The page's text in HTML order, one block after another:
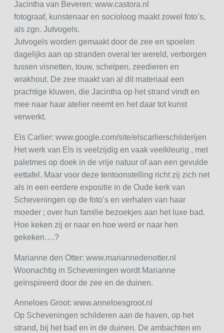
Jacintha van Beveren: www.castora.nl
fotograaf, kunstenaar en socioloog maakt zowel foto’s,
als zgn. Jutvogels.
Jutvogels worden gemaakt door de zee en spoelen
dagelijks aan op stranden overal ter wereld, verborgen
tussen visnetten, touw, schelpen, zeedieren en
wrakhout. De zee maakt van al dit materiaal een
prachtige kluwen, die Jacintha op het strand vindt en
mee naar haar atelier neemt en het daar tot kunst
verwerkt.
Els Carlier: www.google.com/site/elscarlierschilderijen
Het werk van Els is veelzijdig en vaak veelkleurig , met
paletmes op doek in de vrije natuur of aan een gevulde
eettafel. Maar voor deze tentoonstelling richt zij zich net
als in een eerdere expositie in de Oude kerk van
Scheveningen op de foto’s en verhalen van haar
moeder ; over hun familie bezoekjes aan het luxe bad.
Hoe keken zij er naar en hoe werd er naar hen
gekeken….?
Marianne den Otter: www.mariannedenotter.nl
Woonachtig in Scheveningen wordt Marianne
geïnspireerd door de zee en de duinen.
Anneloes Groot: www.anneloesgroot.nl
Op Scheveningen schilderen aan de haven, op het
strand, bij het bad en in de duinen. De ambachten en